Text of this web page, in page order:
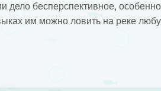
дело бесперспективное,
им можно ловить на реке